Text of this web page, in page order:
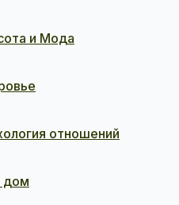
и Мода
отношений
дом